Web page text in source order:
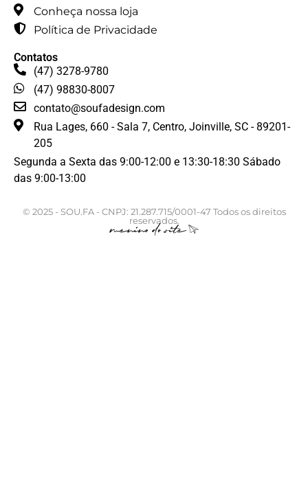
Conheça nossa loja
Política de Privacidade
Contatos
(47) 3278-9780
(47) 98830-8007
contato@soufadesign.com
Rua Lages, 660 - Sala 7, Centro, Joinville, SC - 89201-
205
Segunda a Sexta das 9:00-12:00 e 13:30-18:30 Sábado
das 9:00-13:00
© 2025 - SOU.FA - CNPJ: 21.287.715/0001-47 Todos os direitos
reservados.